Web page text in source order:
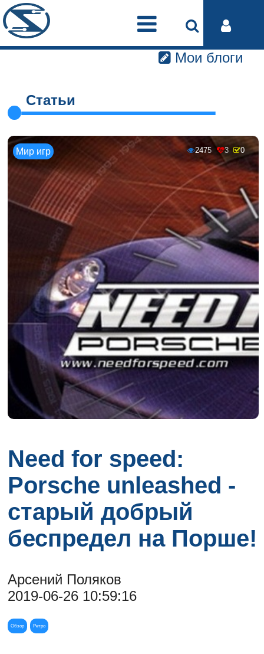
Мои блоги
Статьи
Мир игр 2475 3 0
Need for speed:
Porsche unleashed -
старый добрый
беспредел на Порше!
Арсений Поляков
2019-06-26 10:59:16
Обзор Ретро